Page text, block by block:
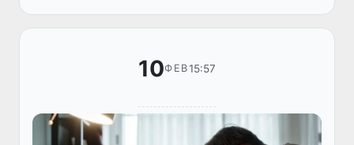
10ФЕВ15:57